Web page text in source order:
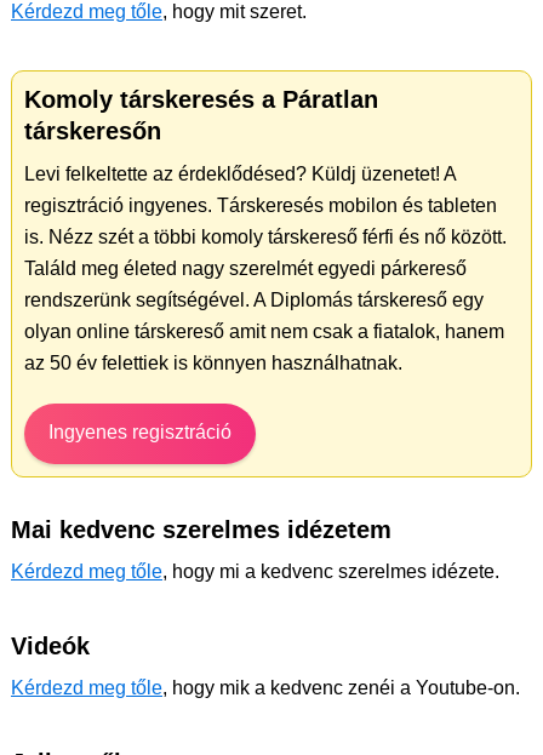
Kérdezd meg tőle, hogy mit szeret.
Komoly társkeresés a Páratlan
társkeresőn
Levi felkeltette az érdeklődésed? Küldj üzenetet! A
regisztráció ingyenes. Társkeresés mobilon és tableten
is. Nézz szét a többi komoly társkereső férfi és nő között.
Találd meg életed nagy szerelmét egyedi párkereső
rendszerünk segítségével. A Diplomás társkereső egy
olyan online társkereső amit nem csak a fiatalok, hanem
az 50 év felettiek is könnyen használhatnak.
Ingyenes regisztráció
Mai kedvenc szerelmes idézetem
Kérdezd meg tőle, hogy mi a kedvenc szerelmes idézete.
Videók
Kérdezd meg tőle, hogy mik a kedvenc zenéi a Youtube-on.